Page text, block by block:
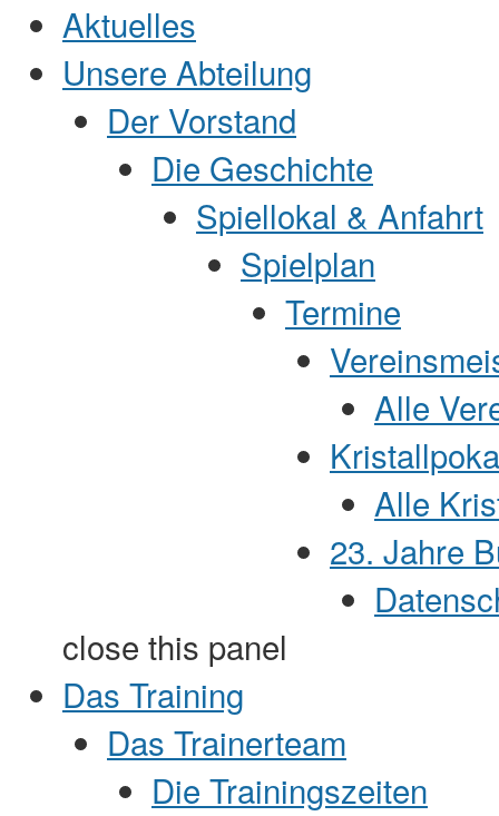
Jump to ContentAktuelles
Unsere Abteilung
Der Vorstand
Die Geschichte
Spiellokal & Anfahrt
Spielplan
Termine
Alle
Alle
23. Jahre
close this panel
Das Training
Das Trainerteam
Die Trainingszeiten